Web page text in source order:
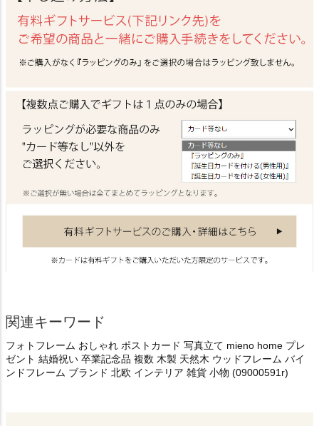
関連キーワード
フォトフレーム おしゃれ ポストカード 写真立て mieno home プレ
ゼント 結婚祝い 卒業記念品 複数 木製 天然木 ウッドフレーム バイ
ンドフレーム ブランド 北欧 インテリア 雑貨 小物 (09000591r)